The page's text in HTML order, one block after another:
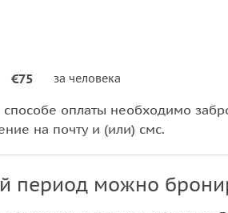
€75 за человека
оплаты необходимо
на почту и (или) смс.
период можно